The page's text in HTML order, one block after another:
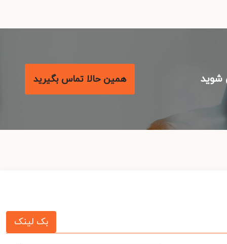
همین حالا تماس بگیرید
بک لینک